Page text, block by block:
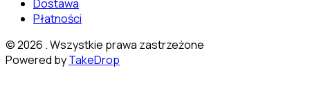
Dostawa
Płatności
©2026 . Wszystkie prawa zastrzeżone
Powered byTakeDrop